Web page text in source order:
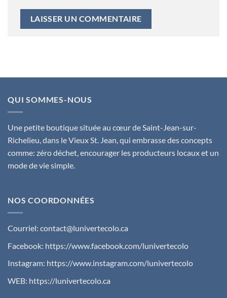
QUI SOMMES-NOUS
Une petite boutique située au cœur de Saint-Jean-sur-
Richelieu, dans le Vieux St. Jean, qui embrasse des concepts
comme: zéro déchet, encourager les producteurs locaux et un
mode de vie simple.
NOS COORDONNÉES
Courriel: contact@lunivertecolo.ca
Facebook: https://www.facebook.com/lunivertecolo
Instagram: https://www.instagram.com/lunivertecolo
WEB: https://lunivertecolo.ca